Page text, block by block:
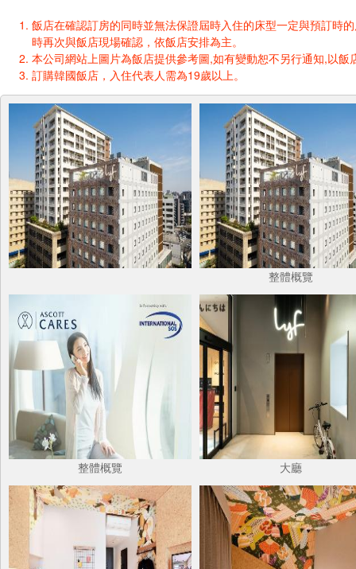
飯店在確認訂房的同時並無法保證屆時入住的床型一定與預訂時
時再次與飯店現場確認，依飯店安排為主。
本公司網站上圖片為飯店提供參考圖,如有變動恕不另行通知,以飯
訂購韓國飯店，入住代表人需為19歲以上。
整體概覽
整體概覽 大廳